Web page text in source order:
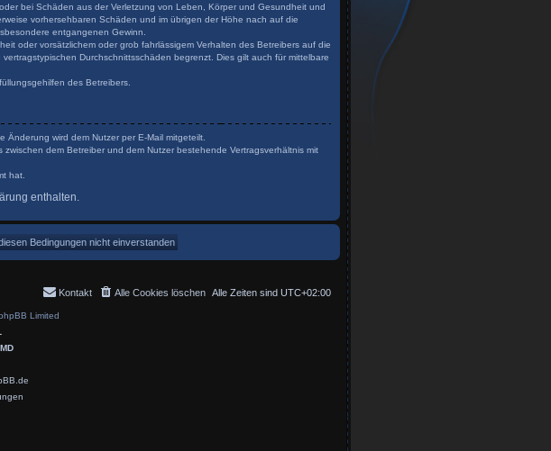
bei Schäden aus der Verletzung von Leben, Körper und Gesundheit und
vorhersehbaren Schäden und im übrigen der Höhe nach auf die
entgangenen Gewinn.
oder vorsätzlichem oder grob fahrlässigem Verhalten des Betreibers auf die
Durchschnittsschäden begrenzt. Dies gilt auch für mittelbare
des Betreibers.
wird dem Nutzer per E-Mail mitgeteilt.
dem Betreiber und dem Nutzer bestehende Vertragsverhältnis mit
hat.
enthalten.
Alle Zeiten sind UTC+02:00
Alle Cookies löschen
Kontakt
Limited